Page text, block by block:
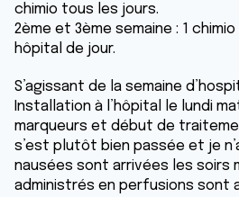
chimio tous les jours.
2ème et 3ème semaine : 1
hôpital de jour.
S’agissant de la semaine
Installation à l’hôpital le lundi
marqueurs et début de
s’est plutôt bien passée et je
nausées sont arrivées les soirs
administrés en perfusions sont